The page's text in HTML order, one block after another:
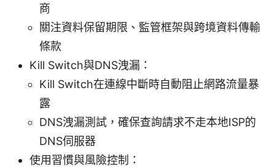
商
關注資料保留期限、監管框架與跨境資料傳輸
條款
Kill Switch與DNS洩漏：
Kill Switch在連線中斷時自動阻止網路流量暴
露
DNS洩漏測試，確保查詢請求不走本地ISP的
DNS伺服器
使用習慣與風險控制：